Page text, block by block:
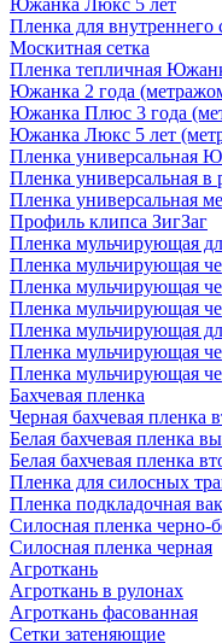
Южанка Люкс 5 лет
Пленка для внутреннего
Москитная сетка
Пленка тепличная
Южанка 2 года
Южанка Плюс 3 года
Южанка Люкс 5 лет
Пленка универсальная
Пленка универсальная в
Пленка универсальная
Профиль клипса ЗигЗаг
Пленка мульчирующая
Пленка мульчирующая
Пленка мульчирующая
Пленка мульчирующая
Пленка мульчирующая
Пленка мульчирующая
Пленка мульчирующая
Бахчевая пленка
Черная бахчевая пленка
Белая бахчевая пленка
Белая бахчевая пленка
Пленка для силосных
Пленка подкладочная
Силосная пленка черно-
Силосная пленка черная
Агроткань
Агроткань в рулонах
Агроткань фасованная
Сетки затеняющие